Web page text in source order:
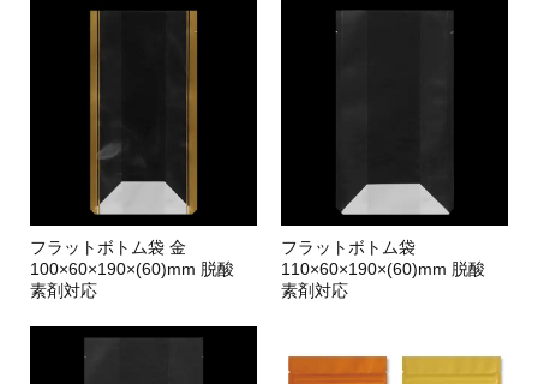
フラットボトム袋 金
100×60×190×(60)mm 脱酸
素剤対応
フラットボトム袋
110×60×190×(60)mm 脱酸
素剤対応